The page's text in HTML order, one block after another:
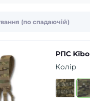
РПС
Колір